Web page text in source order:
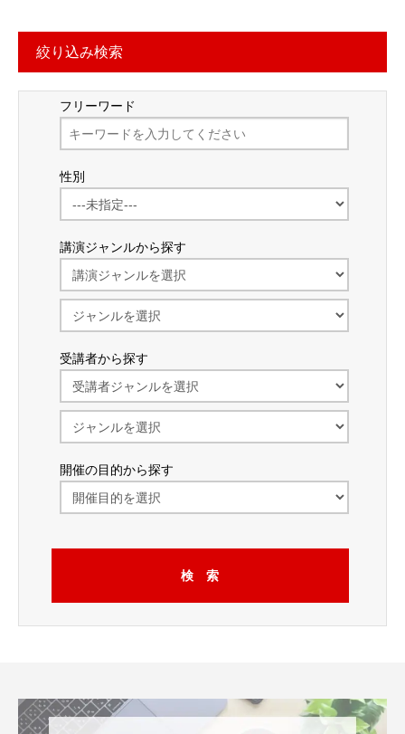
絞り込み検索
フリーワード
性別
講演ジャンルから探す
受講者から探す
開催の目的から探す